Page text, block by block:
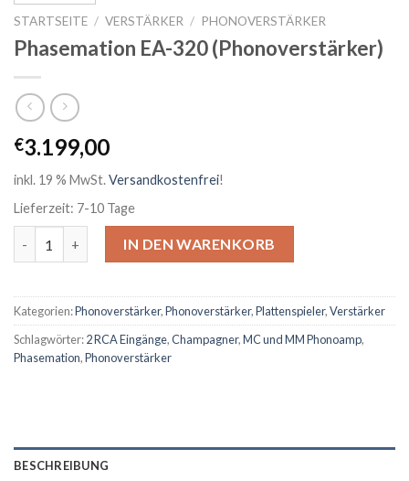
STARTSEITE / VERSTÄRKER / PHONOVERSTÄRKER
Phasemation EA-320 (Phonoverstärker)
€3.199,00
inkl. 19 % MwSt.Versandkostenfrei!
Lieferzeit: 7-10 Tage
Phasemation EA-320 (Phonoverstärker) Menge
IN DEN WARENKORB
Kategorien:Phonoverstärker,Phonoverstärker,Plattenspieler,Verstärker
Schlagwörter:2 RCA Eingänge,Champagner,MC und MM Phonoamp,
Phasemation,Phonoverstärker
BESCHREIBUNG